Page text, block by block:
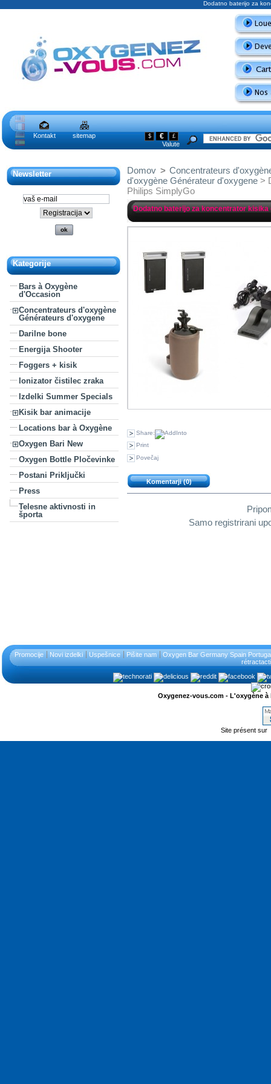
Dodatno baterijo za
Kontakt sitemap $ € £
Valute
Newsletter
Kategorije
Bars à Oxygène
d'Occasion
Concentrateurs d'oxygène
Générateurs d'oxygene
Darilne bone
Energija Shooter
Foggers + kisik
Ionizator čistilec zraka
Izdelki Summer Specials
Kisik bar animacije
Locations bar à Oxygène
Oxygen Bari New
Oxygen Bottle Pločevinke
Postani Priključki
Press
Telesne aktivnosti in
športa
Domov > Concentrateurs
d'oxygène Générateur d'oxygene >
Philips SimplyGo
Dodatno baterijo za koncentrator kisika
Share:
Print
Povečaj
Komentarji (0)
Samo registrirani
Promocije Novi izdelki Uspešnice Pišite nam
Oxygen Bar Germany Spain
Oxygenez-vous.com - L'oxygène
Site présent sur